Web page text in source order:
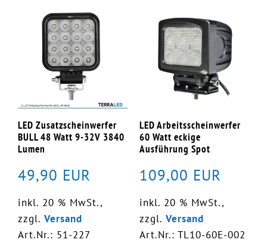
LED Zusatzscheinwerfer
BULL 48 Watt 9-32V 3840
Lumen
49,90 EUR
inkl. 20 % MwSt.,
zzgl.Versand
Art.Nr.: 51-227
LED Arbeitsscheinwerfer
60 Watt eckige
Ausführung Spot
109,00 EUR
inkl. 20 % MwSt.,
zzgl. Versand
Art.Nr.: TL10-60E-002